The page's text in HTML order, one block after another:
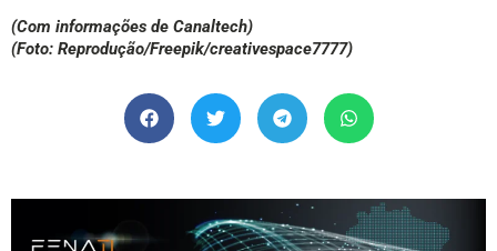
(Com informações de Canaltech)
(Foto: Reprodução/Freepik/creativespace7777)